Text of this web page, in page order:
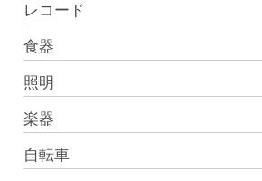
レコード
食器
照明
楽器
自転車